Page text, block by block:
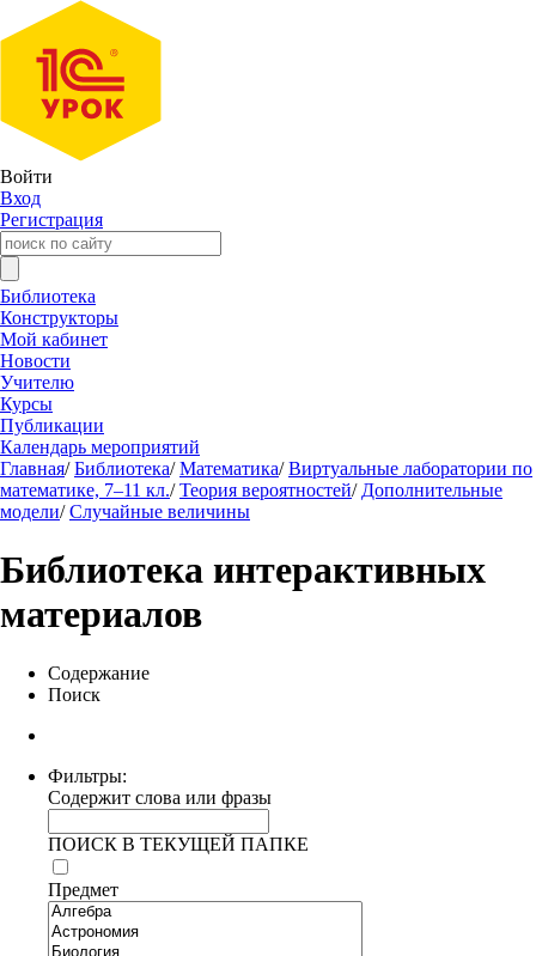
Войти
Вход
Регистрация
Библиотека
Конструкторы
Мой кабинет
Новости
Учителю
Курсы
Публикации
Календарь мероприятий
Главная/ Библиотека/ Математика/ Виртуальные лаборатории по
математике, 7–11 кл./ Теория вероятностей/ Дополнительные
модели/ Случайные величины
Библиотека интерактивных
материалов
Содержание
Поиск
Фильтры:
Содержит слова или фразы
ПОИСК В ТЕКУЩЕЙ ПАПКЕ
Предмет